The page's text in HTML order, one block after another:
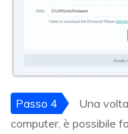
Passo 4
Una
computer, è possibile